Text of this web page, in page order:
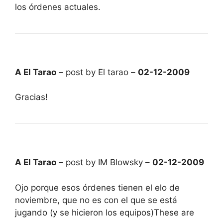
los órdenes actuales.
A El Tarao – post by El tarao – 02-12-2009
Gracias!
A El Tarao – post by IM Blowsky – 02-12-2009
Ojo porque esos órdenes tienen el elo de
noviembre, que no es con el que se está
jugando (y se hicieron los equipos)These are